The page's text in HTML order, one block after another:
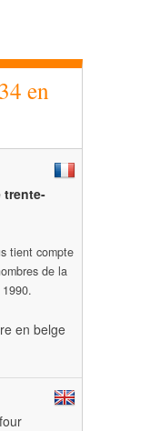
en
trente-
tient compte
de la
en belge